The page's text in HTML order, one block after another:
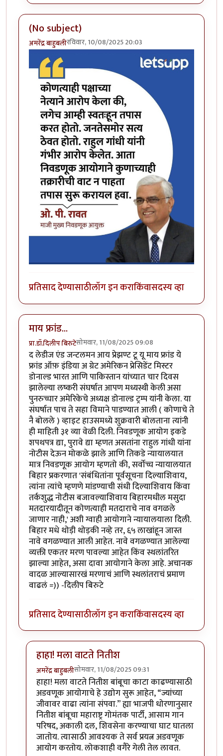
(No subject)
अमरेंद्र बाहुबलीरविवार, 10/08/2025 20:03
प्रतिसाद देण्यासाठीलॉग इन कराकिंवासदस्य व्हा
माय फ्रांड...
प्रा.डॉ.दिलीप बिरुटेसोमवार, 11/08/2025 09:08
द लेडीज एंड जन्टलमन आय प्रेझण्ट टू यू माय फ्रांड ये
फ्रांड ऑफ़ इंडिया अ ग्रेट अमेरिकन प्रेसिडेंट मिस्टर
डोनाल्ड भारत आणि पाकिस्तान यांच्यात चार दिवस
झालेल्या लष्करी संघर्षात आपण मध्यस्थी केली असा
पुनरुच्चार अमेरिकेचे अध्यक्ष डोनाल्ड ट्रम्प यांनी केला. या
संघर्षात पाच ते सहा विमाने पाडण्यात आली ( कोणाचे ते
नै बोलले ) व्हाइट हाउसमध्ये शुक्रवारी बोलताना त्यांनी
ही माहिती ३१ व्या वेळी दिली. निवडणूक आयोग इकडे
शपथपत्र द्या, पुरावे द्या म्हणत असतांना राहुल गांधी यांना
नोटीस देऊन मोकळे झाले आणि तिकडे न्यायालयात
मात्र निवडणूक आयोग म्हणतो की, सर्वोच्च न्यायालयात
बिहार प्रकरणात 'संबंधितांना पूर्वसूचना दिल्याशिवाय,
त्यांना त्यांचे म्हणणे मांडण्याची संधी दिल्याशिवाय किंवा
तर्कशुद्ध नोटीस बजावल्याशिवाय बिहारमधील मसुदा
मतदारयादीतून कोणत्याही मतदाराचे नाव वगळले
जाणार नाही,' अशी ग्वाही आयोगाने न्यायालयाला दिली.
बिहार मधे थोड़ी थोड़की नव्हे तर, ६५ लाखांहून जास्त
नावे वगळण्यात आली आहेत. नावे वगळण्यात आलेल्या
व्यक्ती एकतर मरण पावल्या आहेत किंव स्थलांतरित
झाल्या आहेत, असा दावा आयोगाने केला आहे. अचानक
वादळ आल्यासारखं मरणाचं आणि स्थलांतराचं प्रमाण
वाढलं =)) -दिलीप बिरुटे
प्रतिसाद देण्यासाठीलॉग इन कराकिंवासदस्य व्हा
हाहा! मला वाटते नितीश
अमरेंद्र बाहुबलीसोमवार, 11/08/2025 09:31
In reply toमाय फ्रांड...byप्रा.डॉ.दिलीप बिरुटे
हाहा! मला वाटते नितीश बांबूचा काटा काढण्यासाठी
अडवणूक आयोगाचे हे उद्योग सुरू आहेत, “ज्यांच्या
जीवावर वाढा त्यांना संपवा.” ह्या भाजपी धोरणानुसार
नितीश बांबूचा महाराष्ट्र गोमंतक पार्टी, आसाम गान
परिषद, अकाली दल, शिवसेना करण्याचा घाट घातला
जातोय. त्यासाठी आवश्यक ते सर्व प्रयत्न अडवणूक
आयोग करतोय. लोकशाही वगैरे गेली तेल लावत.